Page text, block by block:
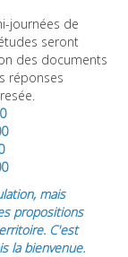
journées de
seront
des documents
réponses
mais
propositions
C'est
la bienvenue.